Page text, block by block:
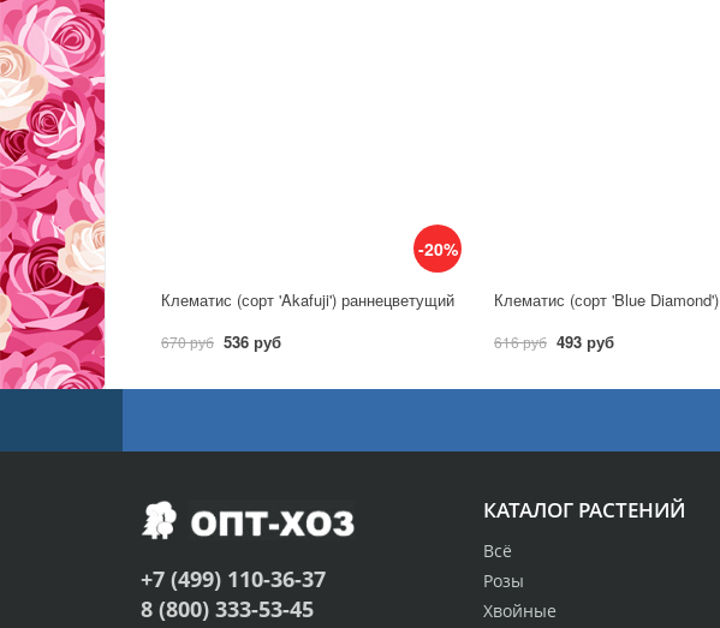
-20%
Клематис (сорт 'Akafuji') раннецветущий
670 руб 536 руб
Клематис (сорт 'Blue Diamond')
616 руб 493 руб
КАТАЛОГ РАСТЕНИЙ
Всё
Розы
Хвойные
+7 (499) 110-36-37
8 (800) 333-53-45